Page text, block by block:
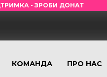
- ЗРОБИ ДОНАТ
КОМАНДА ПРО НАС